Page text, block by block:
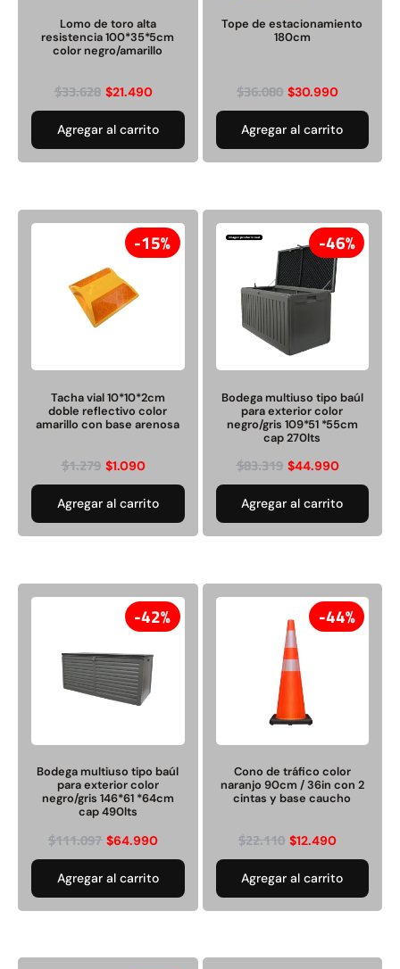
Lomo de toro alta
resistencia 100*35*5cm
color negro/amarillo
$33.628 $21.490
Agregar al carrito
Tope de estacionamiento
180cm
$36.080 $30.990
Agregar al carrito
15%
Tacha vial 10*10*2cm
doble reflectivo color
amarillo con base arenosa
$1.279 $1.090
Agregar al carrito
46%
Bodega multiuso tipo baúl
para exterior color
negro/gris 109*51 *55cm
cap 270lts
$83.319 $44.990
Agregar al carrito
42%
Bodega multiuso tipo baúl
para exterior color
negro/gris 146*61 *64cm
cap 490lts
$111.097 $64.990
Agregar al carrito
44%
Cono de tráfico color
naranjo 90cm / 36in con 2
cintas y base caucho
$22.110 $12.490
Agregar al carrito